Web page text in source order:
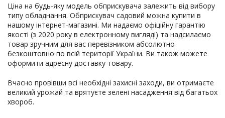
Ціна на будь-яку модель обприскувача залежить від вибору
типу обладнання. Обприскувач садовий можна купити в
нашому інтернет-магазині. Ми надаємо офіційну гарантію
якості (з 2020 року в електронному вигляді) та надсилаємо
товар зручним для вас перевізником абсолютно
безкоштовно по всій території України. Ви також можете
оформити адресну доставку товару.
Вчасно провівши всі необхідні захисні заходи, ви отримаєте
великий урожай та врятуєте зелені насадження від багатьох
хвороб.